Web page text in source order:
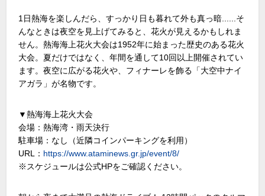
1日熱海を楽しんだら、すっかり日も暮れて外も真っ暗......そ
んなときは夜空を見上げてみると、花火が見えるかもしれま
せん。熱海海上花火大会は1952年に始まった歴史のある花火
大会。夏だけではなく、年間を通して10回以上開催されてい
ます。夜空に広がる花火や、フィナーレを飾る「大空中ナイ
アガラ」が名物です。
▼熱海海上花火大会
会場：熱海湾・雨天決行
駐車場：なし（近隣コインパーキングを利用）
URL： https://www.ataminews.gr.jp/event/8/
※スケジュールは公式HPをご確認ください。